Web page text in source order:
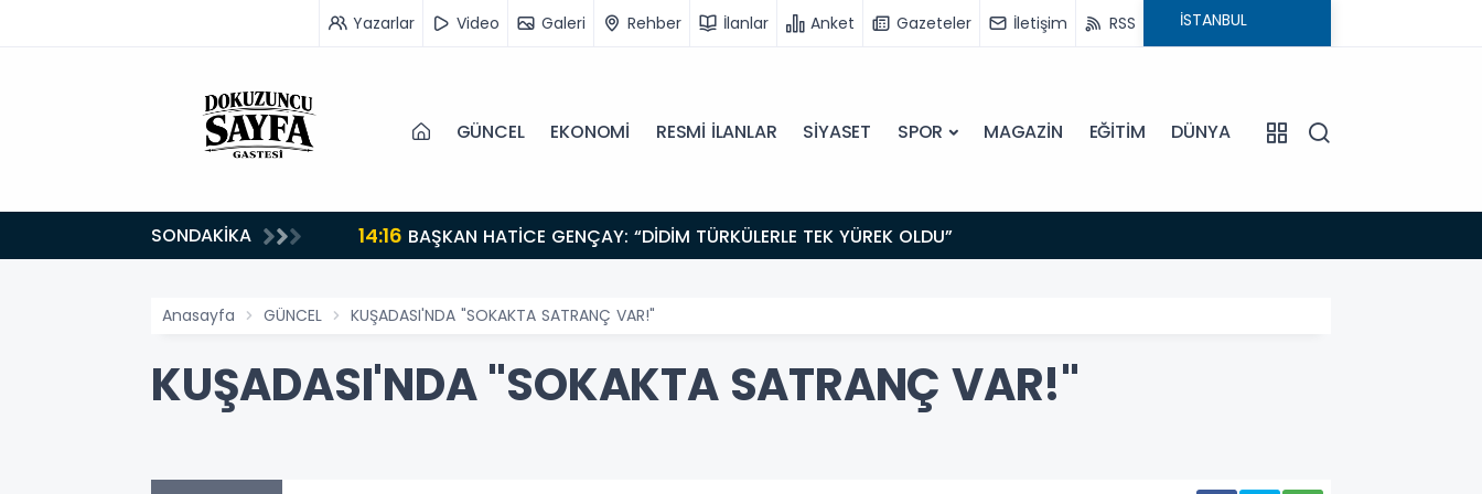
Yazarlar Video Galeri Rehber İlanlar Anket Gazeteler İletişim RSS
GÜNCEL EKONOMİ RESMİ İLANLAR SİYASET SPOR MAGAZİN EĞİTİM DÜNYA
SONDAKİKA 14:16 BAŞKAN HATİCE GENÇAY: “DİDİM TÜRKÜLERLE TEK YÜREK OLDU”
Anasayfa GÜNCEL KUŞADASI'NDA "SOKAKTA SATRANÇ VAR!"
KUŞADASI'NDA "SOKAKTA SATRANÇ VAR!"